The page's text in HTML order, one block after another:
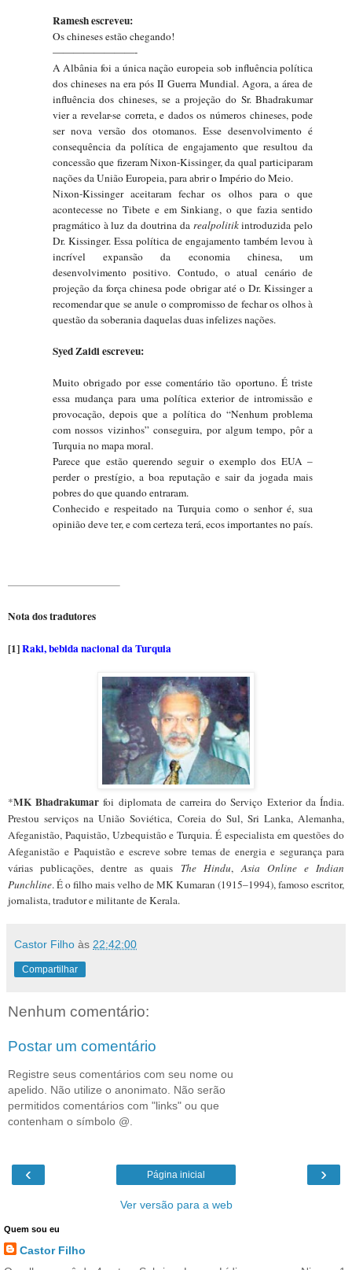
Ramesh escreveu:
Os chineses estão chegando!
————————-
A Albânia foi a única nação europeia sob influência política
dos chineses na era pós II Guerra Mundial. Agora, a área de
influência dos chineses, se a projeção do Sr. Bhadrakumar
vier a revelar-se correta, e dados os números chineses, pode
ser nova versão dos otomanos. Esse desenvolvimento é
consequência da política de engajamento que resultou da
concessão que fizeram Nixon-Kissinger, da qual participaram
nações da União Europeia, para abrir o Império do Meio.
Nixon-Kissinger aceitaram fechar os olhos para o que
acontecesse no Tibete e em Sinkiang, o que fazia sentido
pragmático à luz da doutrina da realpolitikintroduzida pelo
Dr. Kissinger. Essa política de engajamento também levou à
incrível expansão da economia chinesa, um
desenvolvimento positivo. Contudo, o atual cenário de
projeção da força chinesa pode obrigar até o Dr. Kissinger a
recomendar que se anule o compromisso de fechar os olhos à
questão da soberania daquelas duas infelizes nações.
Syed Zaidi escreveu:
Muito obrigado por esse comentário tão oportuno. É triste
essa mudança para uma política exterior de intromissão e
provocação, depois que a política do “Nenhum problema
com nossos vizinhos” conseguira, por algum tempo, pôr a
Turquia no mapa moral.
Parece que estão querendo seguir o exemplo dos EUA –
perder o prestígio, a boa reputação e sair da jogada mais
pobres do que quando entraram.
Conhecido e respeitado na Turquia como o senhor é, sua
opinião deve ter, e com certeza terá, ecos importantes no país.
Nota dos tradutores
[1]Raki, bebida nacional da Turquia
*MK Bhadrakumar foi diplomata de carreira do Serviço Exterior da Índia.
Prestou serviços na União Soviética, Coreia do Sul, Sri Lanka, Alemanha,
Afeganistão, Paquistão, Uzbequistão e Turquia. É especialista em questões do
Afeganistão e Paquistão e escreve sobre temas de energia e segurança para
várias publicações, dentre as quais
The Hindu,Asia Online e Indian
Punchline. É o filho mais velho de MK Kumaran (1915–1994), famoso escritor,
jornalista, tradutor e militante de Kerala.
Castor Filho às 22:42:00
Compartilhar
Nenhum comentário:
Postar um comentário
Registre seus comentários com seu nome ou
apelido. Não utilize o anonimato. Não serão
permitidos comentários com "links" ou que
contenham o símbolo @.
‹ ›
Página inicial
Ver versão para a web
Quem sou eu
Castor Filho